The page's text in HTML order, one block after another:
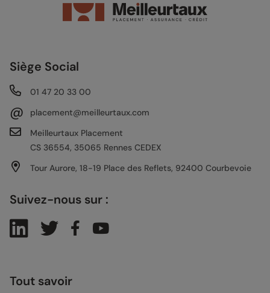
Siège Social
01 47 20 33 00
@
placement@meilleurtaux.com
Meilleurtaux Placement
CS 36554, 35065 Rennes CEDEX
Tour Aurore, 18-19 Place des Reflets, 92400 Courbevoie
Suivez-nous sur :
Tout savoir